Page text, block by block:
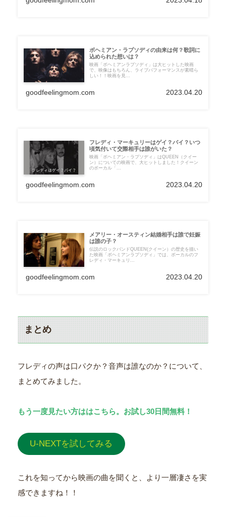
ボヘミアン・ラプソディの由来は何？歌詞に
込められた想いは？
映画「ボヘミアンラプソディ」は大ヒットした映画
で、映像はもちろん、ライブパフォーマンスが素晴ら
しい！！映画を見...
goodfeelingmom.com 2023.04.20
フレディ・マーキュリーはゲイ？バイ？いつ
頃気付いて交際相手は誰がいた？
映画「ボヘミアン・ラプソディ」はQUEEN（クイー
ン）についての映画で、大ヒットしました！クイーン
のボーカル「...
goodfeelingmom.com 2023.04.20
メアリー・オースティン結婚相手は誰で妊娠
は誰の子？
伝説のロックバンドQUEEN(クイーン）の歴史を描い
た映画「ボヘミアンラプソディ」では、ボーカルのフ
レディ・マーキュリ...
goodfeelingmom.com 2023.04.20
まとめ
フレディの声は口パクか？音声は誰なのか？について、
まとめてみました。
もう一度見たい方ははこちら。お試し30日間無料！
U-NEXTを試してみる
これを知ってから映画の曲を聞くと、より一層凄さを実
感できますね！！